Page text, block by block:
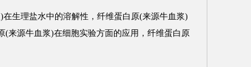
生理盐水中的溶解性，纤维蛋白原(来源牛血浆)
(来源牛血浆)在细胞实验方面的应用，纤维蛋白原